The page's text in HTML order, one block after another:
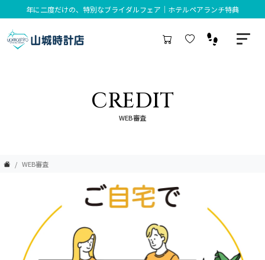
年に二度だけの、特別なブライダルフェア｜ホテルペアランチ特典
CREDIT
WEB審査
WEB審査